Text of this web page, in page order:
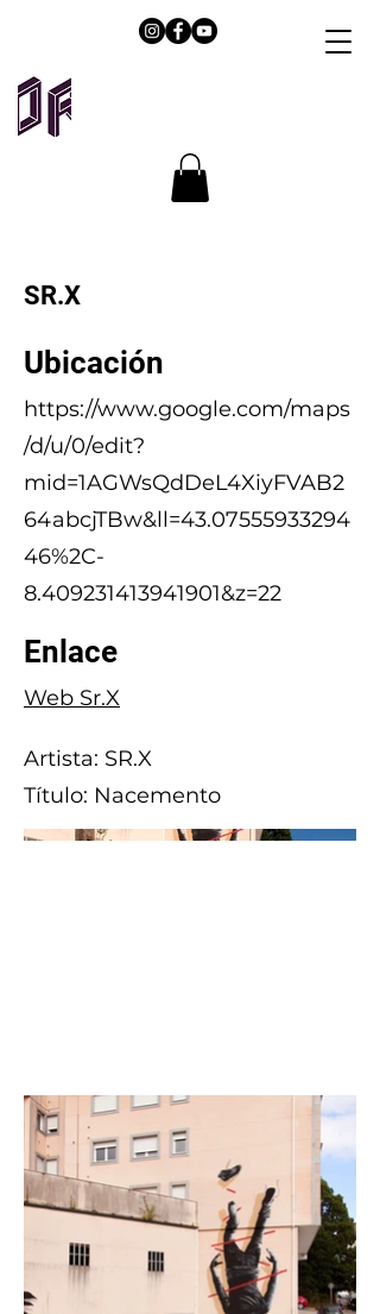
SR.X
Ubicación
https://www.google.com/maps
/d/u/0/edit?
mid=1AGWsQdDeL4XiyFVAB2
64abcjTBw&ll=43.07555933294
46%2C-
8.409231413941901&z=22
Enlace
Web Sr.X
Artista: SR.X
Título: Nacemento